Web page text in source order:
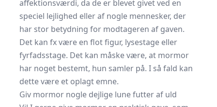
affektionsværdi, da de er blevet givet ved en
speciel lejlighed eller af nogle mennesker, der
har stor betydning for modtageren af gaven.
Det kan fx være en flot figur, lysestage eller
fyrfadsstage. Det kan måske være, at mormor
har noget bestemt, hun samler på. I så fald kan
dette være et oplagt emne.
Giv mormor nogle dejlige lune futter af uld